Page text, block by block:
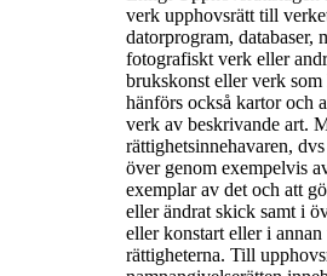
verk upphovsrätt till
datorprogram, databaser,
fotografiskt verk eller
brukskonst eller verk
hänförs också kartor och
verk av beskrivande art.
rättighetsinnehavaren,
över genom exempelvis
exemplar av det och att
eller ändrat skick samt i
eller konstart eller i
rättigheterna. Till